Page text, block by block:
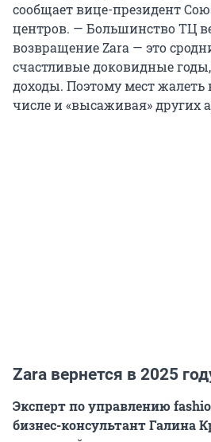
сообщает вице-президент
центров. — Большинство ТЦ
возвращение Zara — это
счастливые доковидные
доходы. Поэтому мест жалеть
числе и «высаживая» других
Zara вернется в 2025
Эксперт по управлению
бизнес-консультант Галина